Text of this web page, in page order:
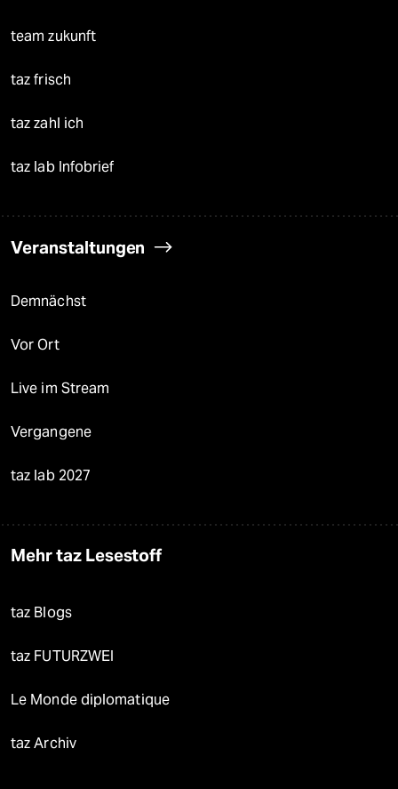
team zukunft
taz frisch
taz zahl ich
taz lab Infobrief
Veranstaltungen
Demnächst
Vor Ort
Live im Stream
Vergangene
taz lab 2027
Mehr taz Lesestoff
taz Blogs
taz FUTURZWEI
Le Monde diplomatique
taz Archiv